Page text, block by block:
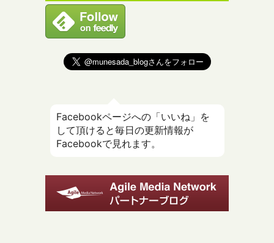
Facebookページへの「いいね」を
して頂けると毎日の更新情報が
Facebookで見れます。